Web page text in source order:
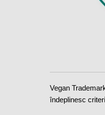
Vegan
îndeplinesc